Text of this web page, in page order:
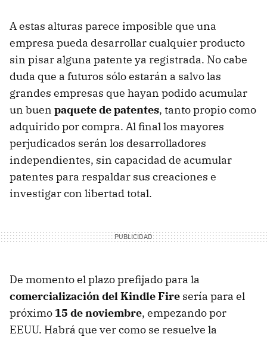
A estas alturas parece imposible que una
empresa pueda desarrollar cualquier producto
sin pisar alguna patente ya registrada. No cabe
duda que a futuros sólo estarán a salvo las
grandes empresas que hayan podido acumular
un buen paquete de patentes, tanto propio como
adquirido por compra. Al final los mayores
perjudicados serán los desarrolladores
independientes, sin capacidad de acumular
patentes para respaldar sus creaciones e
investigar con libertad total.
De momento el plazo prefijado para la
comercialización del Kindle Fire sería para el
próximo 15 de noviembre, empezando por
EEUU. Habrá que ver como se resuelve la